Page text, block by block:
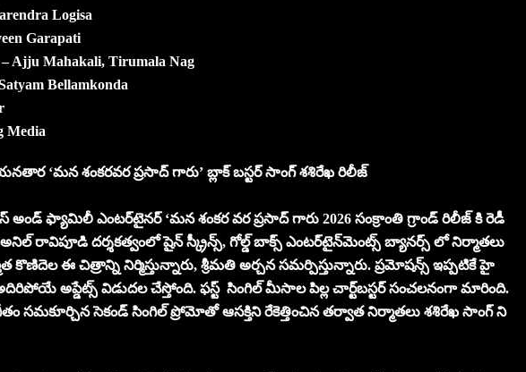
Logisa
Garapati
Ajju Mahakali, Tirumala Nag
Bellamkonda
Media
‘మన శంకరవర ప్రసాద్ గారు’ బ్లాక్ బస్టర్ సాంగ్ శశిరేఖ రిలీజ్
ఫ్యామిలీ ఎంటర్‌టైనర్ ‘మన శంకర వర ప్రసాద్ గారు 2026 సంక్రాంతి గ్రాండ్‌ రిలీజ్ కి రెడీ
రావిపూడి దర్శకత్వంలో షైన్ స్క్రీన్స్, గోల్డ్ బాక్స్ ఎంటర్‌టైన్‌మెంట్స్ బ్యానర్స్ లో నిర్మాతలు
ఈ చిత్రాన్ని నిర్మిస్తున్నారు, శ్రీమతి అర్చన సమర్పిస్తున్నారు. ప్రమోషన్స్ ఇప్పటికే హై
అప్డేట్స్ విడుదల చేస్తోంది. ఫస్ట్ సింగిల్ మీసాల పిల్ల చార్ట్‌బస్టర్ సంచలనంగా మారింది.
సమకూర్చిన సెకండ్ సింగిల్ ప్రోమోతో ఆసక్తిని రేకెత్తించిన తర్వాత నిర్మాతలు శశిరేఖ సాంగ్ ని